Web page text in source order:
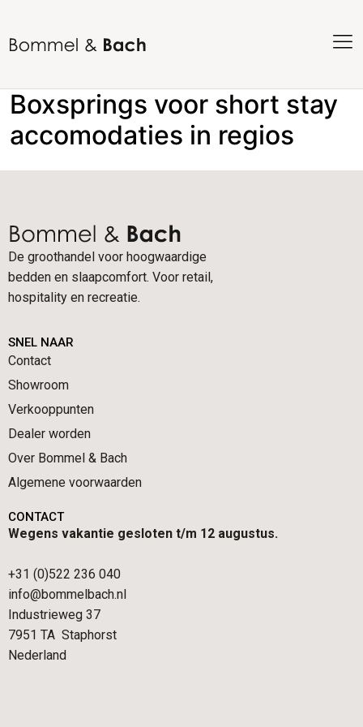
Boxsprings voor short stay
accomodaties in regios
De groothandel voor hoogwaardige
bedden en slaapcomfort. Voor retail,
hospitality en recreatie.
SNEL NAAR
Contact
Showroom
Verkooppunten
Dealer worden
Over Bommel & Bach
Algemene voorwaarden
CONTACT
Wegens vakantie gesloten t/m 12 augustus.
+31 (0)522 236 040
info@bommelbach.nl
Industrieweg 37
7951 TA Staphorst
Nederland